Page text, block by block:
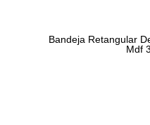
Bandeja Retangular
Mdf